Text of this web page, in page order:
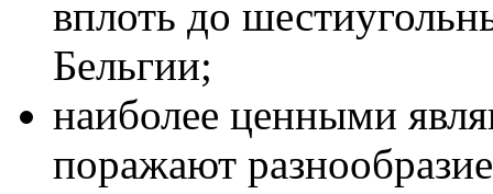
вплоть до
Бельгии;
наиболее ценными
поражают